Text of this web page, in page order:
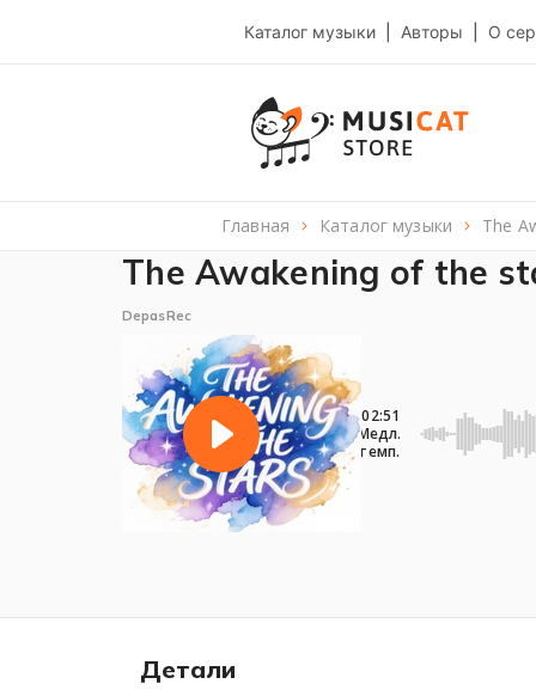
Каталог музыки Авторы О
Главная каталог музыки The
The Awakening of the
DepasRec
02:51
Медл.
темп.
Детали